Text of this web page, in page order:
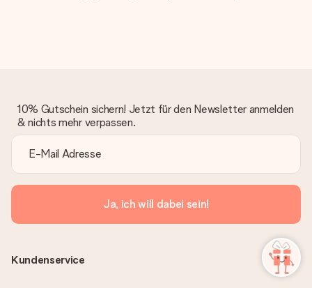
10% Gutschein sichern! Jetzt für den Newsletter anmelden
& nichts mehr verpassen.
Ja, ich will dabei sein!
Kundenservice